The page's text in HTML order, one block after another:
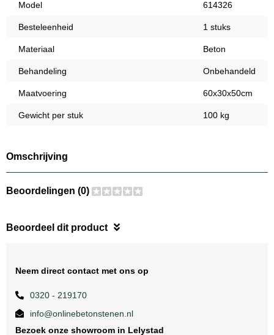
Model 614326
Besteleenheid 1 stuks
Materiaal Beton
Behandeling Onbehandeld
Maatvoering 60x30x50cm
Gewicht per stuk 100 kg
Omschrijving
Beoordelingen (0)
Beoordeel dit product
Neem direct contact met ons op
0320 - 219170
info@onlinebetonstenen.nl
Bezoek onze showroom in Lelystad